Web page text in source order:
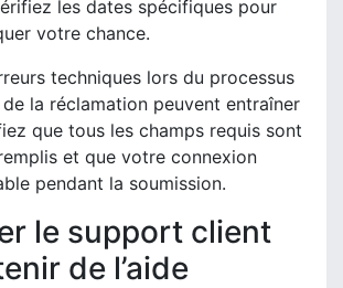
les dates spécifiques pour
votre chance.
techniques lors du processus
la réclamation peuvent entraîner
que tous les champs requis sont
et que votre connexion
pendant la soumission.
le support client
de l’aide